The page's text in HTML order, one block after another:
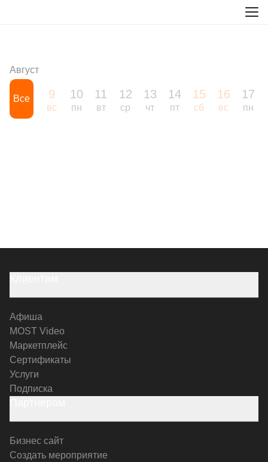
Все
Август
9
вс
10
пн
11
вт
12
ср
13
чт
14
пт
15
сб
16
вс
17
пн
Афиша
MOST Video
Маркетплейс
Сертификаты
Услуги
Подписка
Бизнес сайт
Создать мероприятие